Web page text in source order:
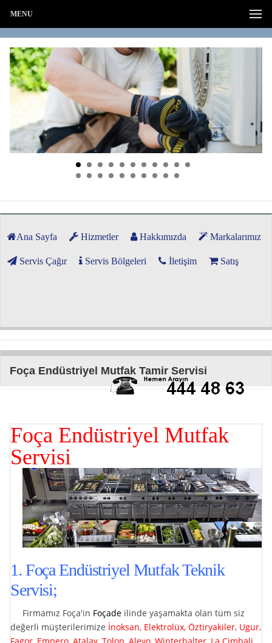
MENU
Ana Sayfa Hizmetler Hakkımızda Markalarımız
Servis Çağır Servis Bölgeleri İletişim Satış
Foça Endüstriyel Mutfak Tamir Servisi
Foça Endüstriyel Mutfak
Servisi
1. Foça Endüstriyel Mutfak Teknik
Servisi;
Firmamız Foça'in Foçade ilinde yaşamakta olan tüm siz
değerli müşterilerimize İnoksan, Elektrolüx, Öztiryakiler, Ugur,